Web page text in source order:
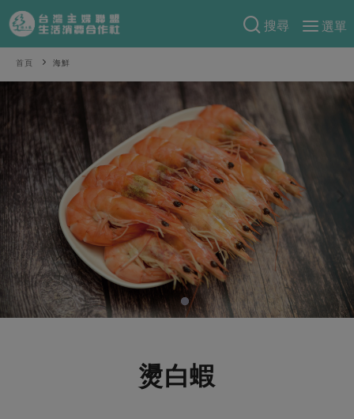
搜尋
選單
產品分類
一籃菜 當令水果
芽苗類 蕈菇類
辛香料類
奶蛋豆・五穀
蛋 乳製品
豆製品 米麵雜糧
食材
米食
麵食
肉食
海鮮
常備菜
蔬食
特別企畫
預購活動
把最好的台灣味帶回家！
防災用品預購圓滿結束
2026年端午節預購圓滿結束
更多預購活動
合作25-經典快閃最後一週
綠主張
觀點文章
主婦食堂 一籃菜真心話
社內大小事 合作聯合國
產品故事 生活提案
關於合作社
認識合作社
關於我們
合作社組織
重要公告
首頁 海鮮
燙白蝦